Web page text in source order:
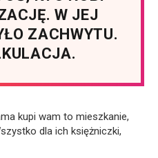
W JEJ
ZACHWYTU.
kupi wam to mieszkanie,
dla ich księżniczki,